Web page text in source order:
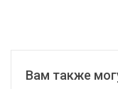
Вам также